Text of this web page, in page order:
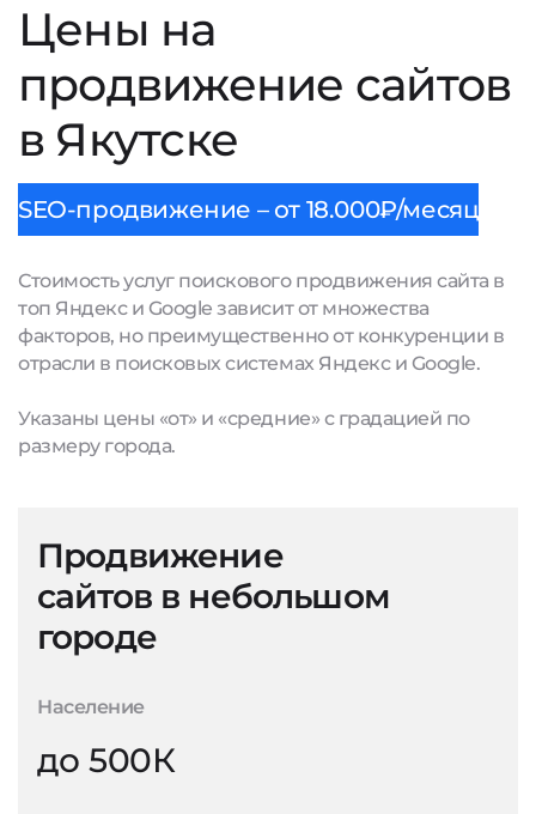
Цены на
продвижение сайтов
в Якутске
SEO-продвижение – от 18.000₽/месяц
Стоимость услуг поискового продвижения сайта в
топ Яндекс и Google зависит от множества
факторов, но преимущественно от конкуренции в
отрасли в поисковых системах Яндекс и Google.
Указаны цены «от» и «средние» с градацией по
размеру города.
Продвижение
сайтов в небольшом
городе
Население
до 500К